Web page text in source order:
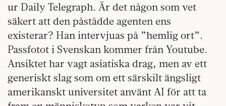
ur Daily Telegraph. Är det någon som vet
säkert att den påstådde agenten ens
existerar? Han intervjuas på ”hemlig ort”.
Passfotot i Svenskan kommer från Youtube.
Ansiktet har vagt asiatiska drag, men av ett
generiskt slag som om ett särskilt ängsligt
amerikanskt universitet använt AI för att ta